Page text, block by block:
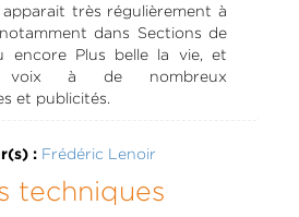
apparait très régulièrement à
dans Sections de
encore Plus belle la vie, et
à de nombreux
et publicités.
: Frédéric Lenoir
techniques